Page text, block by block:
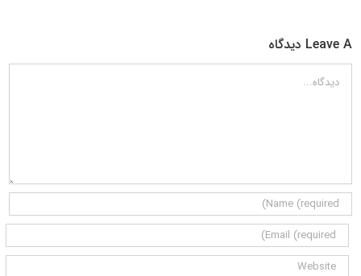
Leave A دیدگاه
دیدگاه